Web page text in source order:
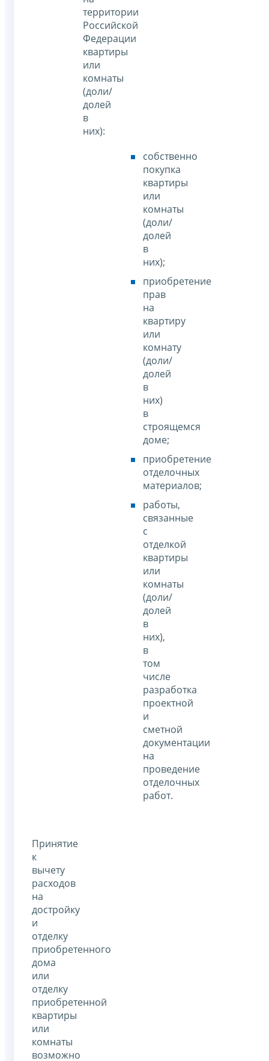
территории
Российской
Федерации
квартиры
или
комнаты
(доли/
долей
в
них):
собственно
покупка
квартиры
или
комнаты
(доли/
долей
в
них);
приобретение
прав
на
квартиру
или
комнату
(доли/
долей
в
них)
в
строящемся
доме;
приобретение
отделочных
материалов;
работы,
связанные
с
отделкой
квартиры
или
комнаты
(доли/
долей
в
них),
в
том
числе
разработка
проектной
и
сметной
документации
на
проведение
отделочных
работ.
Принятие
к
вычету
расходов
на
достройку
и
отделку
приобретенного
дома
или
отделку
приобретенной
квартиры
или
комнаты
возможно